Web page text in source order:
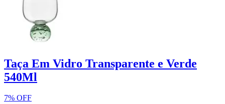
Taça Em Vidro Transparente e Verde
540Ml
7% OFF